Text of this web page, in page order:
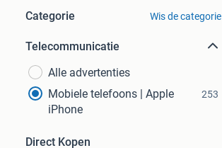
Categorie Wis de categorie
Telecommunicatie
Alle advertenties
Mobiele telefoons | Apple
iPhone
253
Direct Kopen